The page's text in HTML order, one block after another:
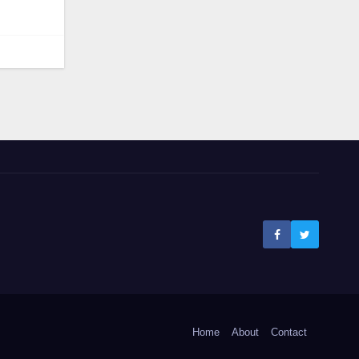
Home About Contact